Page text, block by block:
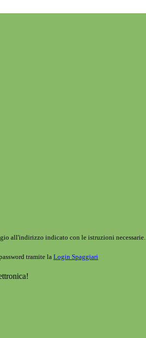
all'indirizzo indicato con le istruzioni necessarie.
tramite la Login Spaggiari